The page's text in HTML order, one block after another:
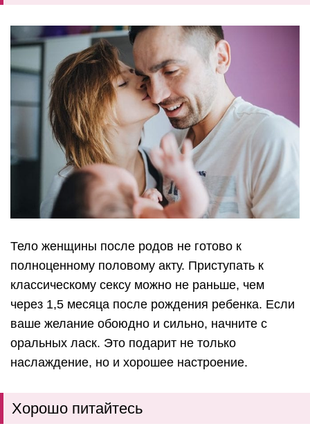
Тело женщины после родов не готово к
полноценному половому акту. Приступать к
классическому сексу можно не раньше, чем
через 1,5 месяца после рождения ребенка. Если
ваше желание обоюдно и сильно, начните с
оральных ласк. Это подарит не только
наслаждение, но и хорошее настроение.
Хорошо питайтесь